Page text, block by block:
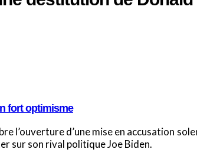
fort optimisme
l’ouverture d’une mise en accusation
sur son rival politique Joe Biden.